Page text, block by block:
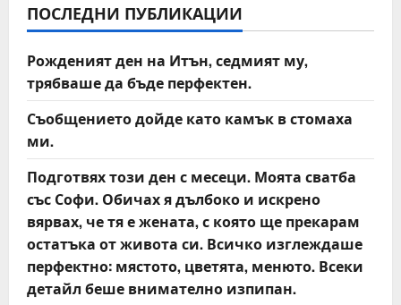
v
i
g
a
t
i
o
n
ПОСЛЕДНИ ПУБЛИКАЦИИ
Рожденият ден на Итън, седмият му,
трябваше да бъде перфектен.
Съобщението дойде като камък в стомаха
ми.
Подготвях този ден с месеци. Моята сватба
със Софи. Обичах я дълбоко и искрено
вярвах, че тя е жената, с която ще прекарам
остатъка от живота си. Всичко изглеждаше
перфектно: мястото, цветята, менюто. Всеки
детайл беше внимателно изпипан.